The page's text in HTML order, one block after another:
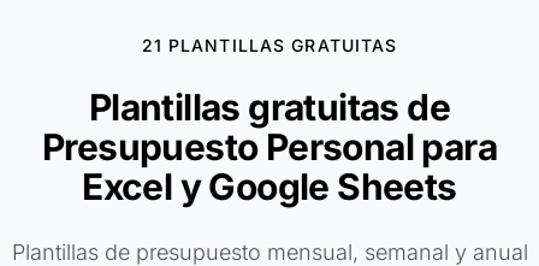
21 PLANTILLAS GRATUITAS
Plantillas gratuitas de
Presupuesto Personal para
Excel y Google Sheets
Plantillas de presupuesto mensual, semanal y anual